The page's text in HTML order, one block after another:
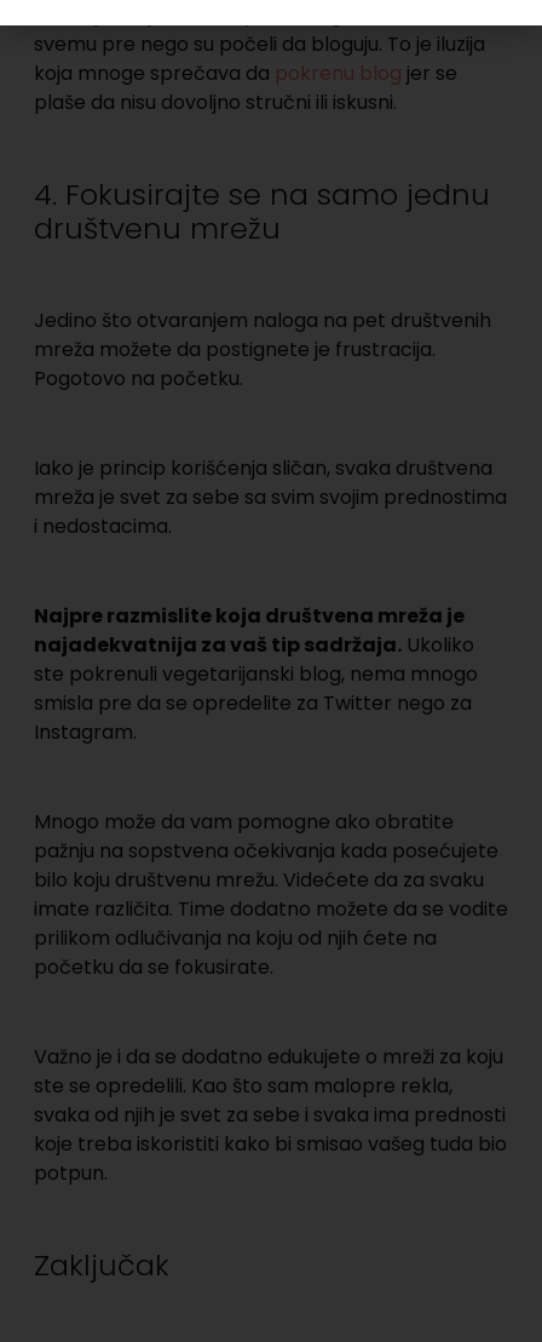
svemu pre nego su počeli da bloguju. To je iluzija
koja mnoge sprečava da pokrenu blog jer se
plaše da nisu dovoljno stručni ili iskusni.
4. Fokusirajte se na samo jednu
društvenu mrežu
Jedino što otvaranjem naloga na pet društvenih
mreža možete da postignete je frustracija.
Pogotovo na početku.
Iako je princip korišćenja sličan, svaka društvena
mreža je svet za sebe sa svim svojim prednostima
i nedostacima.
Najpre razmislite koja društvena mreža je
najadekvatnija za vaš tip sadržaja.Ukoliko
ste pokrenuli vegetarijanski blog, nema mnogo
smisla pre da se opredelite za Twitter nego za
Instagram.
Mnogo može da vam pomogne ako obratite
pažnju na sopstvena očekivanja kada posećujete
bilo koju društvenu mrežu. Videćete da za svaku
imate različita. Time dodatno možete da se vodite
prilikom odlučivanja na koju od njih ćete na
početku da se fokusirate.
Važno je i da se dodatno edukujete o mreži za koju
ste se opredelili. Kao što sam malopre rekla,
svaka od njih je svet za sebe i svaka ima prednosti
koje treba iskoristiti kako bi smisao vašeg tuda bio
potpun.
Zaključak